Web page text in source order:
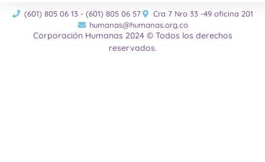
(601) 805 06 13 - (601) 805 06 57
Cra 7 Nro 33 -49 oficina 201
humanas@humanas.org.co
Corporación Humanas 2024 © Todos los derechos
reservados.